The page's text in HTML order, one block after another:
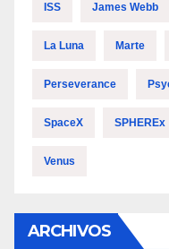
ISS James Webb
La Luna Marte
Perseverance
SpaceX SPHEREx
Venus
ARCHIVOS